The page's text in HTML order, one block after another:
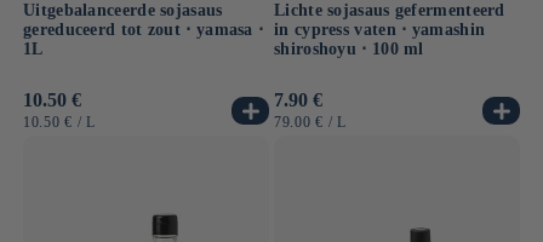
Uitgebalanceerde sojasaus
gereduceerd tot zout ⋅ yamasa ⋅
1L
Normale
prijs
10.50 €
EENHEIDSPRIJS
10.50 € / PER
L
Lichte sojasaus gefermenteerd
in cypress vaten ⋅ yamashin
shiroshoyu ⋅ 100 ml
Normale
prijs
7.90 €
EENHEIDSPRIJS
79.00 € / PER
L